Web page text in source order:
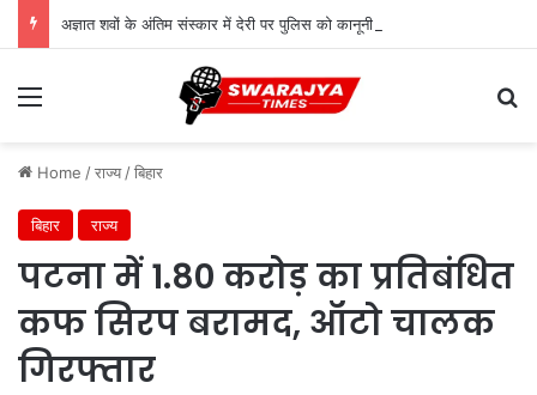
Menu
Home /राज्य /बिहार
बिहार राज्य
पटना में 1.80 करोड़ का प्रतिबंधित
कफ सिरप बरामद, ऑटो चालक
गिरफ्तार